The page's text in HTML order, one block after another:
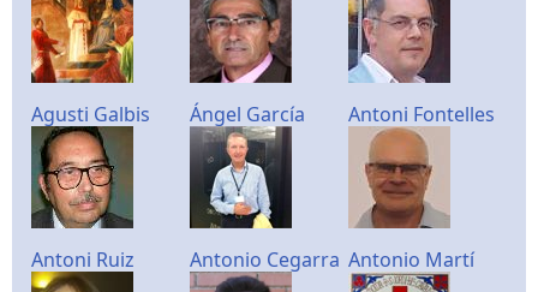
Agusti Galbis Ángel García Antoni Fontelles
Antoni Ruiz Antonio Cegarra Antonio Martí